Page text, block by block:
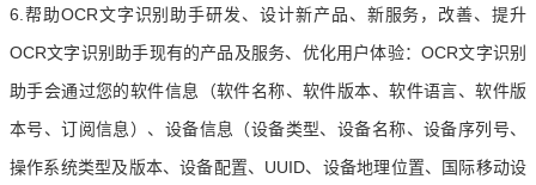
6.帮助OCR文字识别助手研发、设计新产品、新服务，改善、提升
OCR文字识别助手现有的产品及服务、优化用户体验：OCR文字识别
助手会通过您的软件信息（软件名称、软件版本、软件语言、软件版
本号、订阅信息）、设备信息（设备类型、设备名称、设备序列号、
操作系统类型及版本、设备配置、UUID、设备地理位置、国际移动设